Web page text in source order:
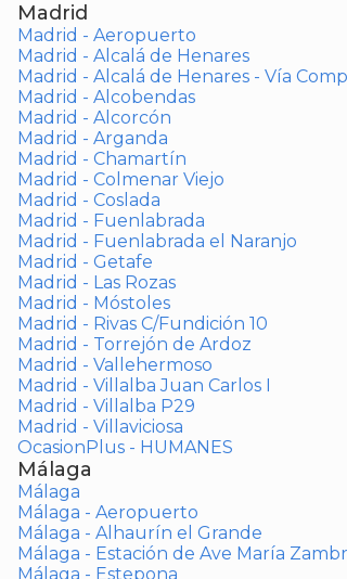
Madrid
Madrid - Aeropuerto
Madrid - Alcalá de Henares
Madrid - Alcalá de Henares - Vía
Madrid - Alcobendas
Madrid - Alcorcón
Madrid - Arganda
Madrid - Chamartín
Madrid - Colmenar Viejo
Madrid - Coslada
Madrid - Fuenlabrada
Madrid - Fuenlabrada el Naranjo
Madrid - Getafe
Madrid - Las Rozas
Madrid - Móstoles
Madrid - Rivas C/Fundición 10
Madrid - Torrejón de Ardoz
Madrid - Vallehermoso
Madrid - Villalba Juan Carlos I
Madrid - Villalba P29
Madrid - Villaviciosa
OcasionPlus - HUMANES
Málaga
Málaga
Málaga - Aeropuerto
Málaga - Alhaurín el Grande
Málaga - Estación de Ave María
Málaga - Estepona